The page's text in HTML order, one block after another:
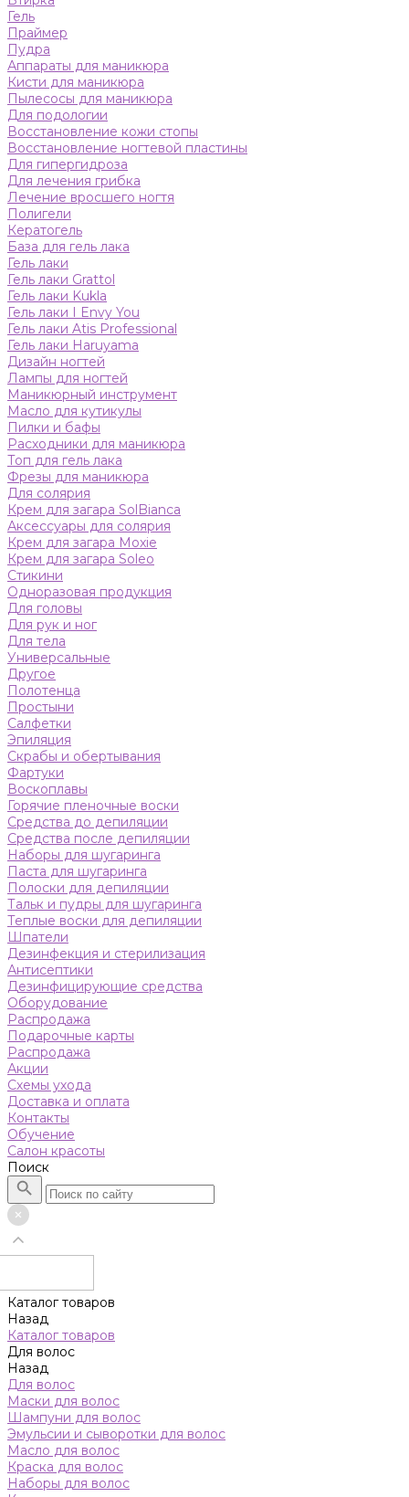
Гель
Праймер
Пудра
Аппараты для маникюра
Кисти для маникюра
Пылесосы для маникюра
Для подологии
Восстановление кожи стопы
Восстановление ногтевой пластины
Для гипергидроза
Для лечения грибка
Лечение вросшего ногтя
Полигели
Кератогель
База для гель лака
Гель лаки
Гель лаки Grattol
Гель лаки Kukla
Гель лаки I Envy You
Гель лаки Atis Professional
Гель лаки Haruyama
Дизайн ногтей
Лампы для ногтей
Маникюрный инструмент
Масло для кутикулы
Пилки и бафы
Расходники для маникюра
Топ для гель лака
Фрезы для маникюра
Для солярия
Крем для загара SolBianca
Аксессуары для солярия
Крем для загара Moxie
Крем для загара Soleo
Стикини
Одноразовая продукция
Для головы
Для рук и ног
Для тела
Универсальные
Другое
Полотенца
Простыни
Салфетки
Эпиляция
Скрабы и обертывания
Фартуки
Воскоплавы
Горячие пленочные воски
Средства до депиляции
Средства после депиляции
Наборы для шугаринга
Паста для шугаринга
Полоски для депиляции
Тальк и пудры для шугаринга
Теплые воски для депиляции
Шпатели
Дезинфекция и стерилизация
Антисептики
Дезинфицирующие средства
Оборудование
Распродажа
Подарочные карты
Распродажа
Акции
Схемы ухода
Доставка и оплата
Контакты
Обучение
Салон красоты
Поиск
Каталог товаров
Назад
Каталог товаров
Для волос
Назад
Для волос
Маски для волос
Шампуни для волос
Эмульсии и сыворотки для волос
Масло для волос
Краска для волос
Наборы для волос